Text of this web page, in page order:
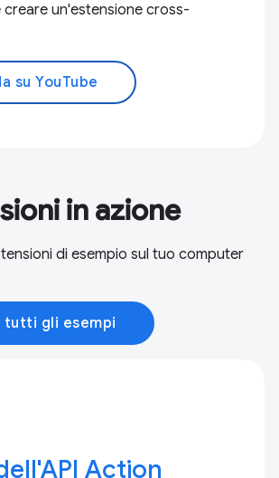
creare un'estensione cross-
su YouTube
in azione
di esempio sul tuo computer
tutti gli esempi
Action